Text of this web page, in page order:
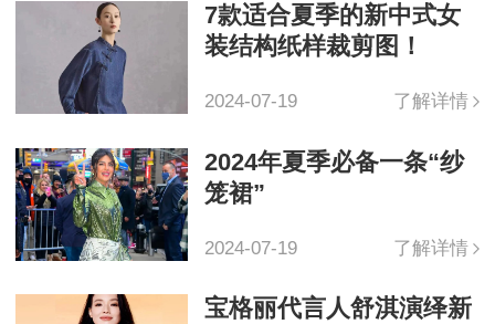
7款适合夏季的新中式女
装结构纸样裁剪图！
2024-07-19 了解详情
2024年夏季必备一条“纱
笼裙”
2024-07-19 了解详情
宝格丽代言人舒淇演绎新